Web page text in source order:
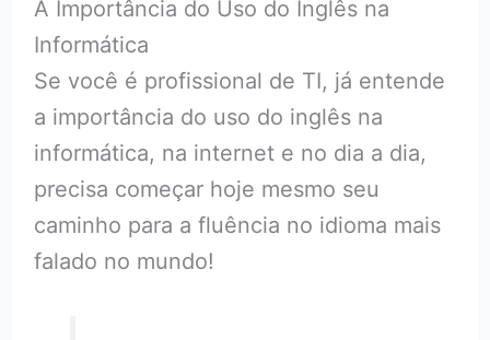
A Importância do Uso do Inglês na
Informática
Se você é profissional de TI, já entende
a importância do uso do inglês na
informática, na internet e no dia a dia,
precisa começar hoje mesmo seu
caminho para a fluência no idioma mais
falado no mundo!